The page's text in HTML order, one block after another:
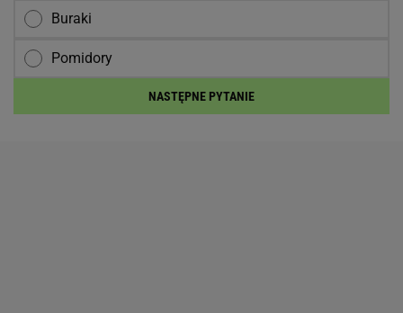
Buraki
Pomidory
NASTĘPNE PYTANIE